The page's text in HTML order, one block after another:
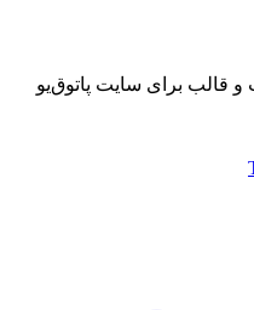
برای سایت پاتوق‌یو